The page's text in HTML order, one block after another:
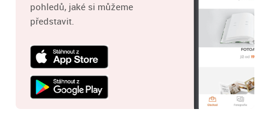
pohledů, jaké si můžeme
představit.